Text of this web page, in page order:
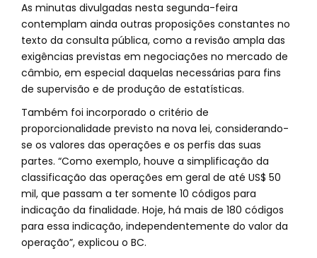
As minutas divulgadas nesta segunda-feira
contemplam ainda outras proposições constantes no
texto da consulta pública, como a revisão ampla das
exigências previstas em negociações no mercado de
câmbio, em especial daquelas necessárias para fins
de supervisão e de produção de estatísticas.
Também foi incorporado o critério de
proporcionalidade previsto na nova lei, considerando-
se os valores das operações e os perfis das suas
partes. “Como exemplo, houve a simplificação da
classificação das operações em geral de até US$ 50
mil, que passam a ter somente 10 códigos para
indicação da finalidade. Hoje, há mais de 180 códigos
para essa indicação, independentemente do valor da
operação”, explicou o BC.